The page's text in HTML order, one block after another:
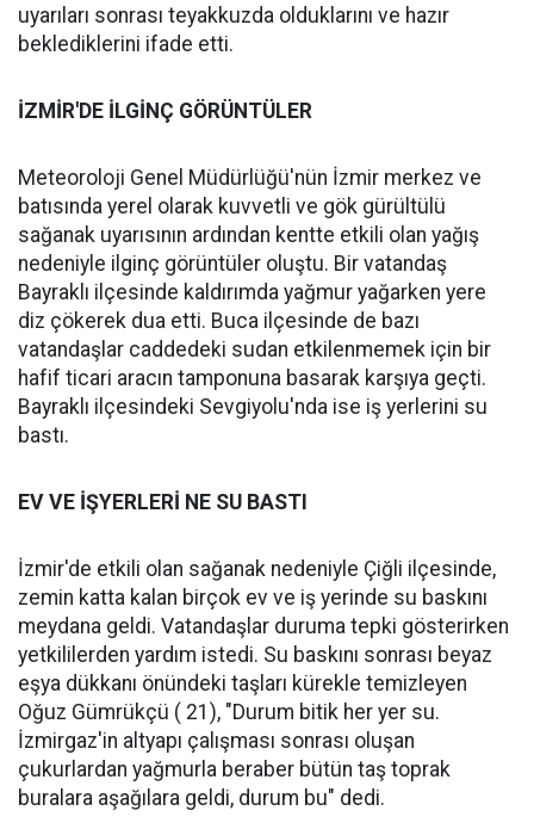
uyarıları sonrası teyakkuzda olduklarını ve hazır
beklediklerini ifade etti.
İZMİR'DE İLGİNÇ GÖRÜNTÜLER
Meteoroloji Genel Müdürlüğü'nün İzmir merkez ve
batısında yerel olarak kuvvetli ve gök gürültülü
sağanak uyarısının ardından kentte etkili olan yağış
nedeniyle ilginç görüntüler oluştu. Bir vatandaş
Bayraklı ilçesinde kaldırımda yağmur yağarken yere
diz çökerek dua etti. Buca ilçesinde de bazı
vatandaşlar caddedeki sudan etkilenmemek için bir
hafif ticari aracın tamponuna basarak karşıya geçti.
Bayraklı ilçesindeki Sevgiyolu'nda ise iş yerlerini su
bastı.
EV VE İŞYERLERİ NE SU BASTI
İzmir'de etkili olan sağanak nedeniyle Çiğli ilçesinde,
zemin katta kalan birçok ev ve iş yerinde su baskını
meydana geldi. Vatandaşlar duruma tepki gösterirken
yetkililerden yardım istedi. Su baskını sonrası beyaz
eşya dükkanı önündeki taşları kürekle temizleyen
Oğuz Gümrükçü ( 21), "Durum bitik her yer su.
İzmirgaz'in altyapı çalışması sonrası oluşan
çukurlardan yağmurla beraber bütün taş toprak
buralara aşağılara geldi, durum bu" dedi.